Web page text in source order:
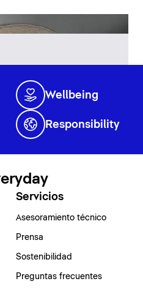
Wellbeing
Responsibility
Servicios
Asesoramiento técnico
Prensa
Sostenibilidad
Preguntas frecuentes